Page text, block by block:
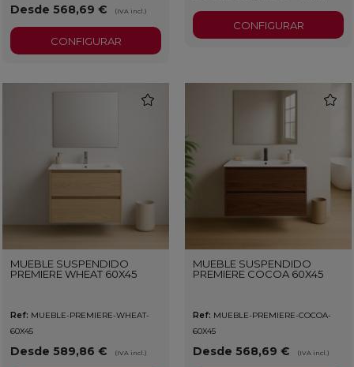
Desde 568,69 € (IVA incl.)
CONFIGURAR
CONFIGURAR
MUEBLE SUSPENDIDO
PREMIERE WHEAT 60X45
Ref: MUEBLE-PREMIERE-WHEAT-
60X45
Desde 589,86 € (IVA incl.)
MUEBLE SUSPENDIDO
PREMIERE COCOA 60X45
Ref: MUEBLE-PREMIERE-COCOA-
60X45
Desde 568,69 € (IVA incl.)